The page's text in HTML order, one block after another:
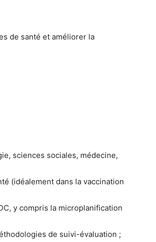
de santé et améliorer la
sciences sociales, médecine,
(idéalement dans la vaccination
y compris la microplanification
de suivi-évaluation ;